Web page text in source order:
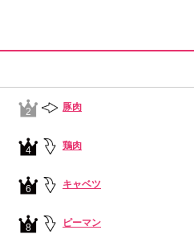
2 豚肉
4 鶏肉
6 キャベツ
8 ピーマン